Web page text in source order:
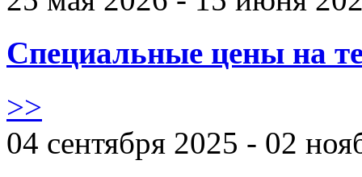
Специальные цены на
>>
04 сентября 2025 - 02